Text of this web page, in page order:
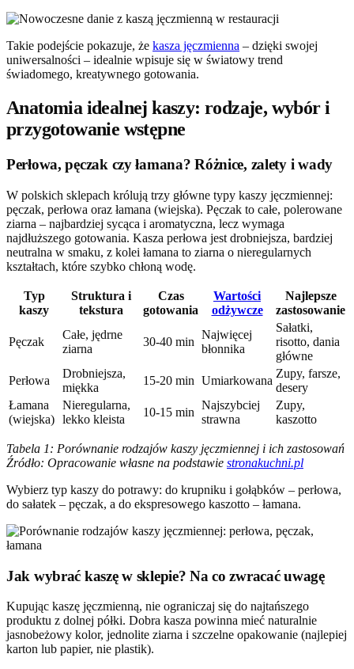
Takie podejście pokazuje, że kasza jęczmienna – dzięki swojej
uniwersalności – idealnie wpisuje się w światowy trend
świadomego, kreatywnego gotowania.
Anatomia idealnej kaszy: rodzaje, wybór i
przygotowanie wstępne
Perłowa, pęczak czy łamana? Różnice, zalety i wady
W polskich sklepach królują trzy główne typy kaszy jęczmiennej:
pęczak, perłowa oraz łamana (wiejska). Pęczak to całe, polerowane
ziarna – najbardziej sycąca i aromatyczna, lecz wymaga
najdłuższego gotowania. Kasza perłowa jest drobniejsza, bardziej
neutralna w smaku, z kolei łamana to ziarna o nieregularnych
kształtach, które szybko chłoną wodę.
Typ
kaszy
Struktura i
tekstura
Czas
gotowania
Wartości
odżywcze
Najlepsze
zastosowanie
Pęczak
Całe, jędrne
ziarna
30-40 min
Najwięcej
błonnika
Sałatki,
risotto, dania
główne
Perłowa
Drobniejsza,
miękka
15-20 min Umiarkowana
Zupy, farsze,
desery
Łamana
(wiejska)
Nieregularna,
lekko kleista
10-15 min
Najszybciej
strawna
Zupy,
kaszotto
Tabela 1: Porównanie rodzajów kaszy jęczmiennej i ich zastosowań
Źródło: Opracowanie własne na podstawie stronakuchni.pl
Wybierz typ kaszy do potrawy: do krupniku i gołąbków – perłowa,
do sałatek – pęczak, a do ekspresowego kaszotto – łamana.
Jak wybrać kaszę w sklepie? Na co zwracać uwagę
Kupując kaszę jęczmienną, nie ograniczaj się do najtańszego
produktu z dolnej półki. Dobra kasza powinna mieć naturalnie
jasnobeżowy kolor, jednolite ziarna i szczelne opakowanie (najlepiej
karton lub papier, nie plastik).